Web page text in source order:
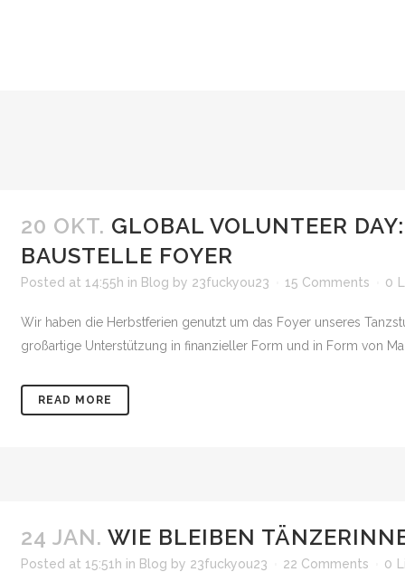
20 OKT. GLOBAL VOLUNTEER
AUSTELLE FOYER
Posted at 14:55h in Blog by 23fuckyou23 15 Comments 0
Wir haben die Herbstferien genutzt um das Foyer unseres
großartige Unterstützung in finanzieller Form und in Form von
READ MORE
24 JAN. WIE BLEIBEN
Posted at 15:51h in Blog by 23fuckyou23 22 Comments 0